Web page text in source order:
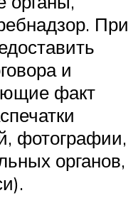
При
и
факт
фотографии,
органов,